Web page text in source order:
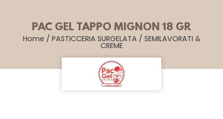
PAC GEL TAPPO MIGNON 18 GR
Home / PASTICCERIA SURGELATA / SEMILAVORATI &
CREME